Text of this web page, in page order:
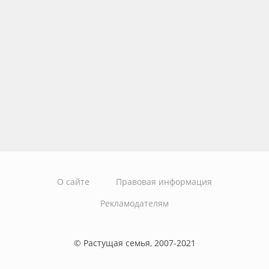
О сайте
Правовая информация
Рекламодателям
© Растущая семья, 2007-2021